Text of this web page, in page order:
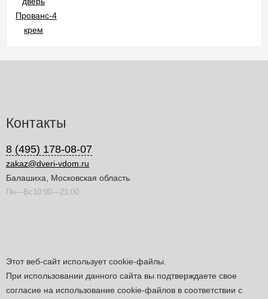
Контакты
8 (495) 178-08-07
zakaz@dveri-vdom.ru
Балашиха, Московская область
Пн—Вс10:00—21:00
Этот веб-сайт использует cookie-файлы.
При использовании данного сайта вы подтверждаете свое
согласие на использование cookie-файлов в соответствии с